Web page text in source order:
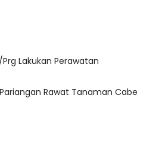
Lakukan Perawatan
Rawat Tanaman Cabe